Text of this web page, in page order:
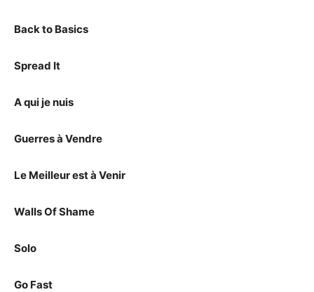
Back to Basics
Spread It
A qui je nuis
Guerres à Vendre
Le Meilleur est à Venir
Walls Of Shame
Solo
Go Fast